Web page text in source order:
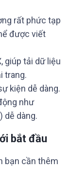
rất phức tạp
được viết
giúp tải dữ liệu
trang.
kiện dễ dàng.
như
dễ dàng.
bắt đầu
bạn cần thêm